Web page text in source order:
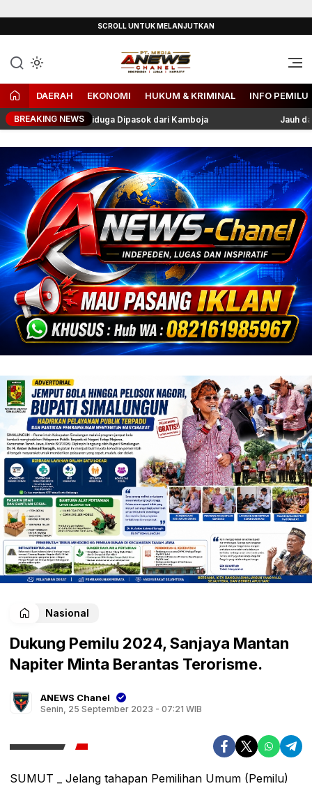
ke
SCROLL UNTUK MELANJUTKAN
ANEWS-Chanel
Independen, Lugas & Inspiratif
DAERAH EKONOMI HUKUM & KRIMINAL INFO PEMILU
BREAKING NEWS
Etomidate Diduga Dipasok dari Kamboja Jauh dari
Nasional
Dukung Pemilu 2024, Sanjaya Mantan
Napiter Minta Berantas Terorisme.
ANEWS Chanel
Senin, 25 September 2023 - 07:21 WIB
SUMUT _ Jelang tahapan Pemilihan Umum (Pemilu)